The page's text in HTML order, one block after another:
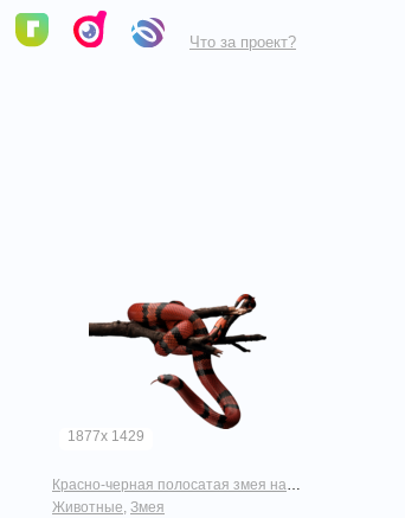
Что за проект?
1877x 1429
Красно-черная полосатая змея на ветке
Животные, Змея